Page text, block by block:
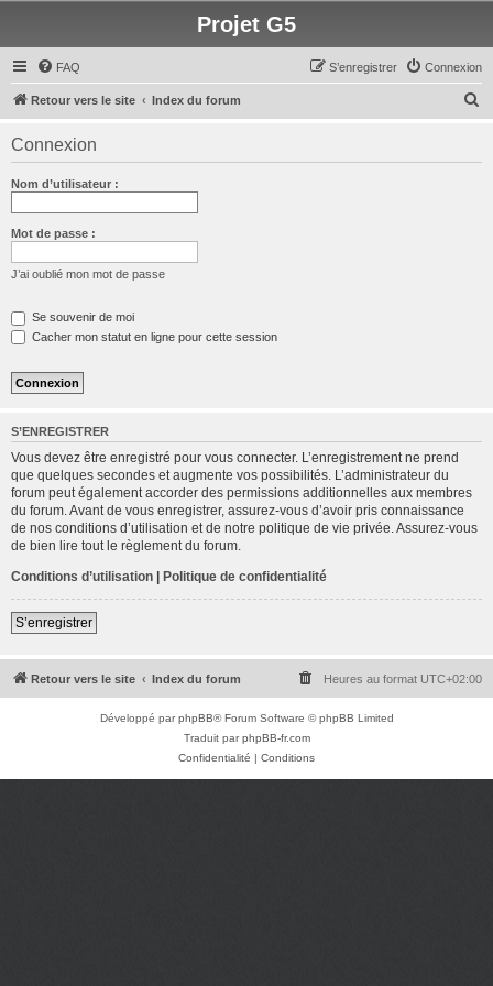
Projet G5
FAQ Connexion
S’enregistrer
Retour vers le site Index du forum
Connexion
Nom d’utilisateur :
Mot de passe :
J’ai oublié mon mot de passe
Se souvenir de moi
Cacher mon statut en ligne pour cette session
S’ENREGISTRER
Vous devez être enregistré pour vous connecter. L’enregistrement ne prend
que quelques secondes et augmente vos possibilités. L’administrateur du
forum peut également accorder des permissions additionnelles aux membres
du forum. Avant de vous enregistrer, assurez-vous d’avoir pris connaissance
de nos conditions d’utilisation et de notre politique de vie privée. Assurez-vous
de bien lire tout le règlement du forum.
Conditions d’utilisation | Politique de confidentialité
S’enregistrer
Retour vers le site Index du forum Heures au format UTC+02:00
Développé parphpBB® Forum Software © phpBB Limited
Traduit parphpBB-fr.com
Confidentialité | Conditions